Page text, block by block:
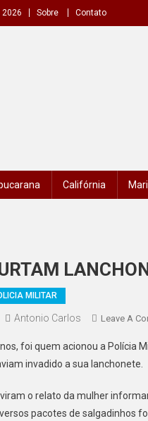
2026 Sobre Contato
Califórnia
MILITAR
Antonio Carlos Leave A
foi quem acionou a Polícia
invadido a sua lanchonete.
o relato da mulher
pacotes de salgadinhos